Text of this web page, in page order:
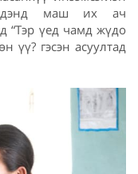
маш их ач
“Тэр үед чамд жүдо
үү? гэсэн асуултад